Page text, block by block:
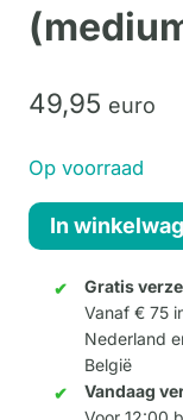
49,95 euro
Op voorraad
Moo
York
Celebration
(medium
ceramic)
aantal
In
Gratis
Vanaf € 75
Nederland
België
Vandaag